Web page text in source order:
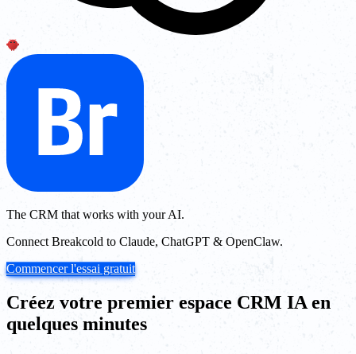
The CRM that works with your AI.
Connect Breakcold to Claude, ChatGPT & OpenClaw.
Commencer l'essai gratuit
Créez votre premier espace CRM IA en
quelques minutes